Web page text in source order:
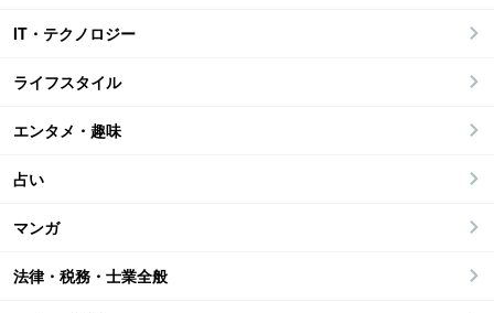
IT・テクノロジー
ライフスタイル
エンタメ・趣味
占い
マンガ
法律・税務・士業全般